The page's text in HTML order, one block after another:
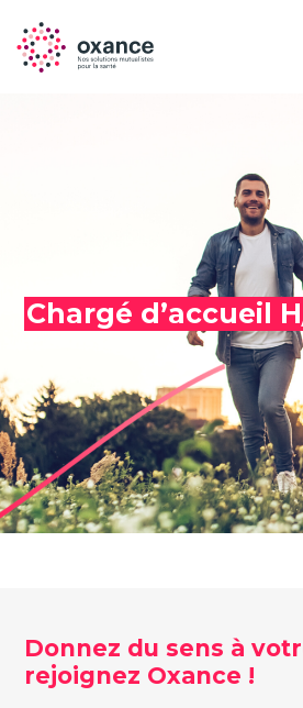
Chargé d’accueil
Donnez du sens à
rejoignez Oxance !